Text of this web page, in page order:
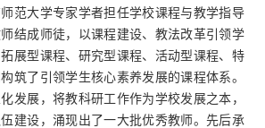
范大学专家学者担任学校课程与教学指导
结成师徒，以课程建设、教法改革引领学
展型课程、研究型课程、活动型课程、特
筑了引领学生核心素养发展的课程体系。
发展，将教科研工作作为学校发展之本，
建设，涌现出了一大批优秀教师。先后承